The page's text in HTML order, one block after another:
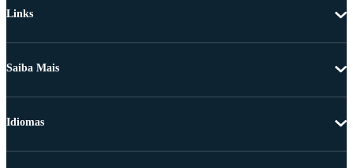
Links
Saiba Mais
Idiomas